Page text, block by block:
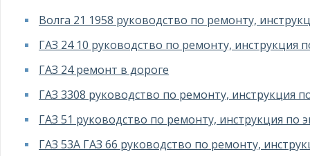
Волга 21 1958 руководство по ремонту,
ГАЗ 24 10 руководство по ремонту, инструкция
ГАЗ 24 ремонт в дороге
ГАЗ 3308 руководство по ремонту, инструкция
ГАЗ 51 руководство по ремонту, инструкция по
ГАЗ 53A ГАЗ 66 руководство по ремонту,